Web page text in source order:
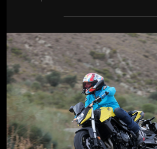
Jön még kép!